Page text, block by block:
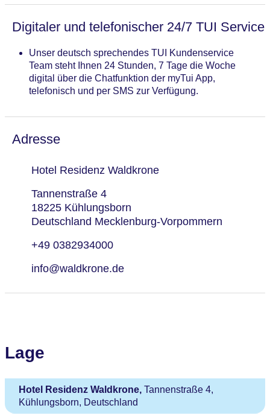
Gesichtsbehandlung, Maniküre, Pediküre
Digitaler und telefonischer 24/7 TUI Service
Unser deutsch sprechendes TUI Kundenservice
Team steht Ihnen 24 Stunden, 7 Tage die Woche
digital über die Chatfunktion der myTui App,
telefonisch und per SMS zur Verfügung.
Adresse
Hotel Residenz Waldkrone
Tannenstraße 4
18225 Kühlungsborn
Deutschland Mecklenburg-Vorpommern
+49 0382934000
info@waldkrone.de
Lage
Hotel Residenz Waldkrone, Tannenstraße 4,
Kühlungsborn, Deutschland